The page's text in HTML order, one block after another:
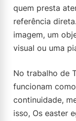
quem presta
referência
imagem, um
visual ou uma
No trabalho de
funcionam
continuidade,
isso, Os easter